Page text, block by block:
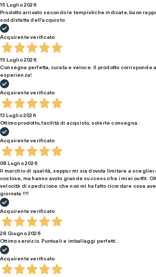
15 Luglio 2026
Prodotto arrivato secondo le tempistiche indicate, buon
soddisfatta dell’acquisto
Acquirente verificato
15 Luglio 2026
Consegna perfetta, curata e veloce. Il prodotto corrisponde
esperienza!
Acquirente verificato
13 Luglio 2026
Ottimo prodotto, facilità di acquisto, solerte consegna.
Acquirente verificato
08 Luglio 2026
Il marchio di qualità, seppur mi sia dovuta limitare a
costose, ma hanno avuto grande successo fra i miei outfit.
velocità di spedizione che non mi ha fatto ricordare cosa
giornata !!!!
Acquirente verificato
28 Giugno 2026
Ottimo servizio. Puntuali e imballaggi perfetti .
Acquirente verificato